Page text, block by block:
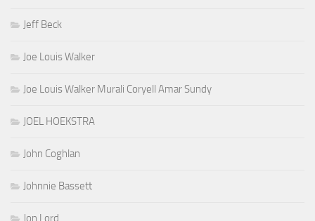
Jeff Beck
Joe Louis Walker
Joe Louis Walker Murali Coryell Amar Sundy
JOEL HOEKSTRA
John Coghlan
Johnnie Bassett
Jon Lord